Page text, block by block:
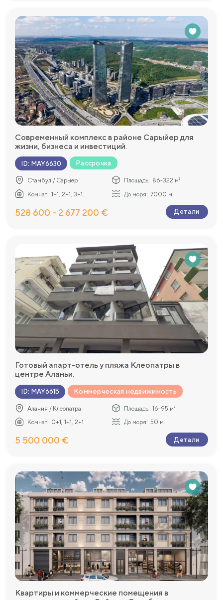
Современный комплекс в районе Сарыйер для
жизни, бизнеса и инвестиций.
ID: MAY6630 Рассрочка
Стамбул / Сарыер Площадь: 86-322 м²
Комнат: 1+1, 2+1, 3+1... До моря: 7000 м
528 600 - 2 677 200 € Детали
Готовый апарт-отель у пляжа Клеопатры в
центре Аланьи.
ID: MAY6615 Коммерческая недвижимость
Алания / Клеопатра Площадь: 16-95 м²
Комнат: 0+1, 1+1, 2+1 До моря: 50 м
5 500 000 € Детали
Квартиры и коммерческие помещения в